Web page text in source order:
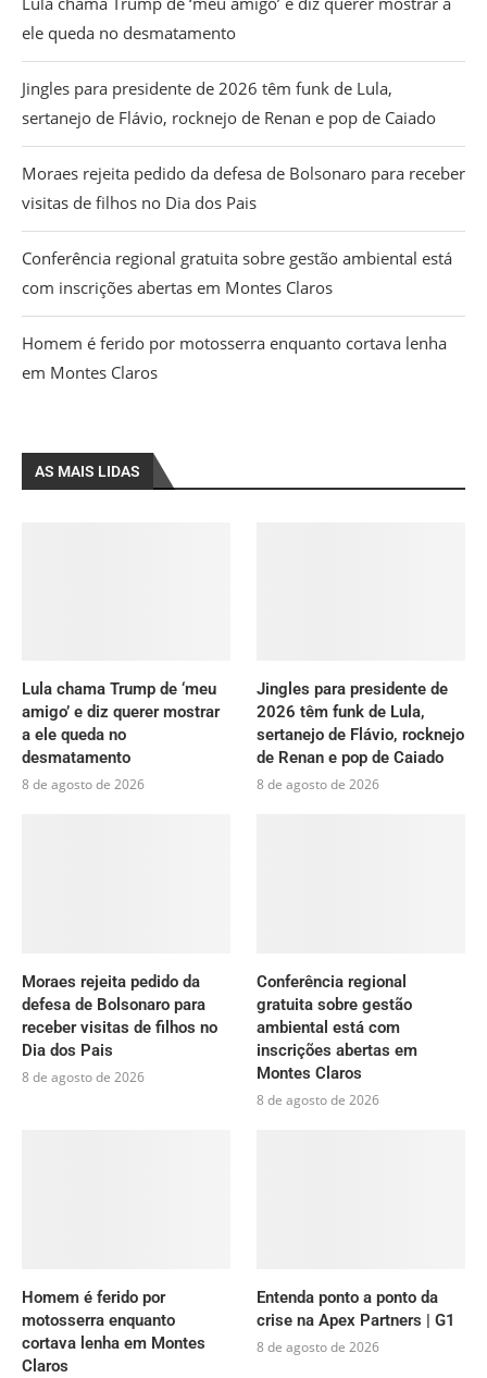
ele queda no desmatamento
Jingles para presidente de 2026 têm funk de Lula,
sertanejo de Flávio, rocknejo de Renan e pop de Caiado
Moraes rejeita pedido da defesa de Bolsonaro para receber
visitas de filhos no Dia dos Pais
Conferência regional gratuita sobre gestão ambiental está
com inscrições abertas em Montes Claros
Homem é ferido por motosserra enquanto cortava lenha
em Montes Claros
AS MAIS LIDAS
Lula chama Trump de ‘meu
amigo’ e diz querer mostrar
a ele queda no
desmatamento
8 de agosto de 2026
Jingles para presidente de
2026 têm funk de Lula,
sertanejo de Flávio, rocknejo
de Renan e pop de Caiado
8 de agosto de 2026
Moraes rejeita pedido da
defesa de Bolsonaro para
receber visitas de filhos no
Dia dos Pais
8 de agosto de 2026
Conferência regional
gratuita sobre gestão
ambiental está com
inscrições abertas em
Montes Claros
8 de agosto de 2026
Homem é ferido por
motosserra enquanto
cortava lenha em Montes
Claros
Entenda ponto a ponto da
crise na Apex Partners | G1
8 de agosto de 2026